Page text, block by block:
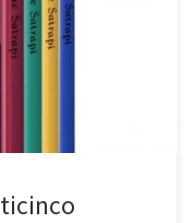
un estuche que
uno de ellos
Una […]